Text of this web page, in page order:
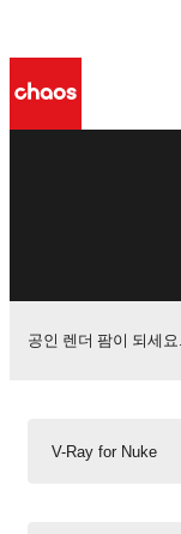
공인 렌더 팜이 되세요.